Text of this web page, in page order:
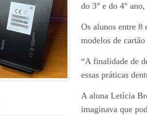
do 3° e do 4°
Os alunos entre 8
modelos de
“A finalidade de
essas práticas
A aluna Letícia
imaginava que